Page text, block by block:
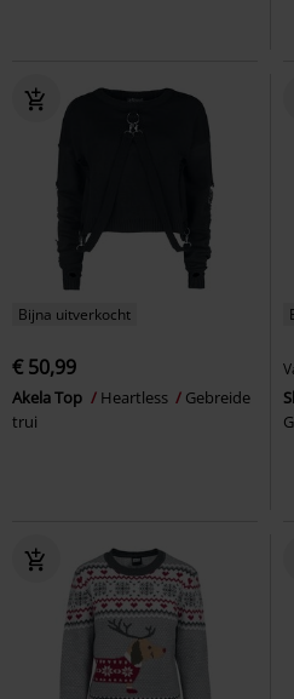
Bijna uitverkocht
€ 50,99
Akela Top Heartless
Gebreide
trui